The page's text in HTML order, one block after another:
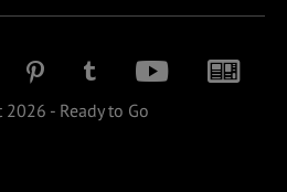
2026 - Ready to Go